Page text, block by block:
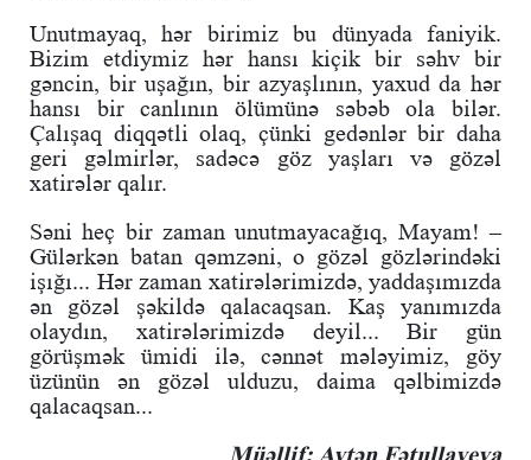
Unutmayaq, hər birimiz bu dünyada faniyik.
Bizim etdiymiz hər hansı kiçik bir səhv bir
gəncin, bir uşağın, bir azyaşlının, yaxud da hər
hansı bir canlının ölümünə səbəb ola bilər.
Çalışaq diqqətli olaq, çünki gedənlər bir daha
geri gəlmirlər, sadəcə göz yaşları və gözəl
xatirələr qalır.
Səni heç bir zaman unutmayacağıq, Mayam! –
Gülərkən batan qəmzəni, o gözəl gözlərindəki
işığı... Hər zaman xatirələrimizdə, yaddaşımızda
ən gözəl şəkildə qalacaqsan. Kaş yanımızda
olaydın, xatirələrimizdə deyil... Bir gün
görüşmək ümidi ilə, cənnət mələyimiz, göy
üzünün ən gözəl ulduzu, daima qəlbimizdə
qalacaqsan...
Müəllif: Aytən Fətullayeva